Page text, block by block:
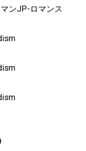
ンJP- ロマンス